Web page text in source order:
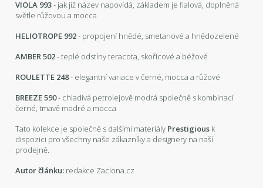
VIOLA 993- jak již název napovídá, základem je fialová, doplněná
světle růžovou a mocca
HELIOTROPE 992- propojení hnědé, smetanové a hnědozelené
AMBER 502- teplé odstíny teracota, skořicové a béžové
ROULETTE 248- elegantní variace v černé, mocca a růžové
BREEZE 590- chladivá petrolejově modrá společně s kombinací
černé, tmavě modré a mocca
Tato kolekce je společně s dalšími materiály Prestigious k
dispozici pro všechny naše zákazníky a designery na naší
prodejně.
Autor článku: redakce Zaclona.cz